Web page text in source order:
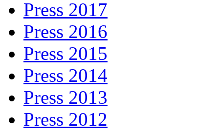
Press 2017
Press 2016
Press 2015
Press 2014
Press 2013
Press 2012